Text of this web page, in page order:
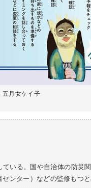
五月女ケイ子
いる。国や自治体の防災
ンター）などの監修もつと